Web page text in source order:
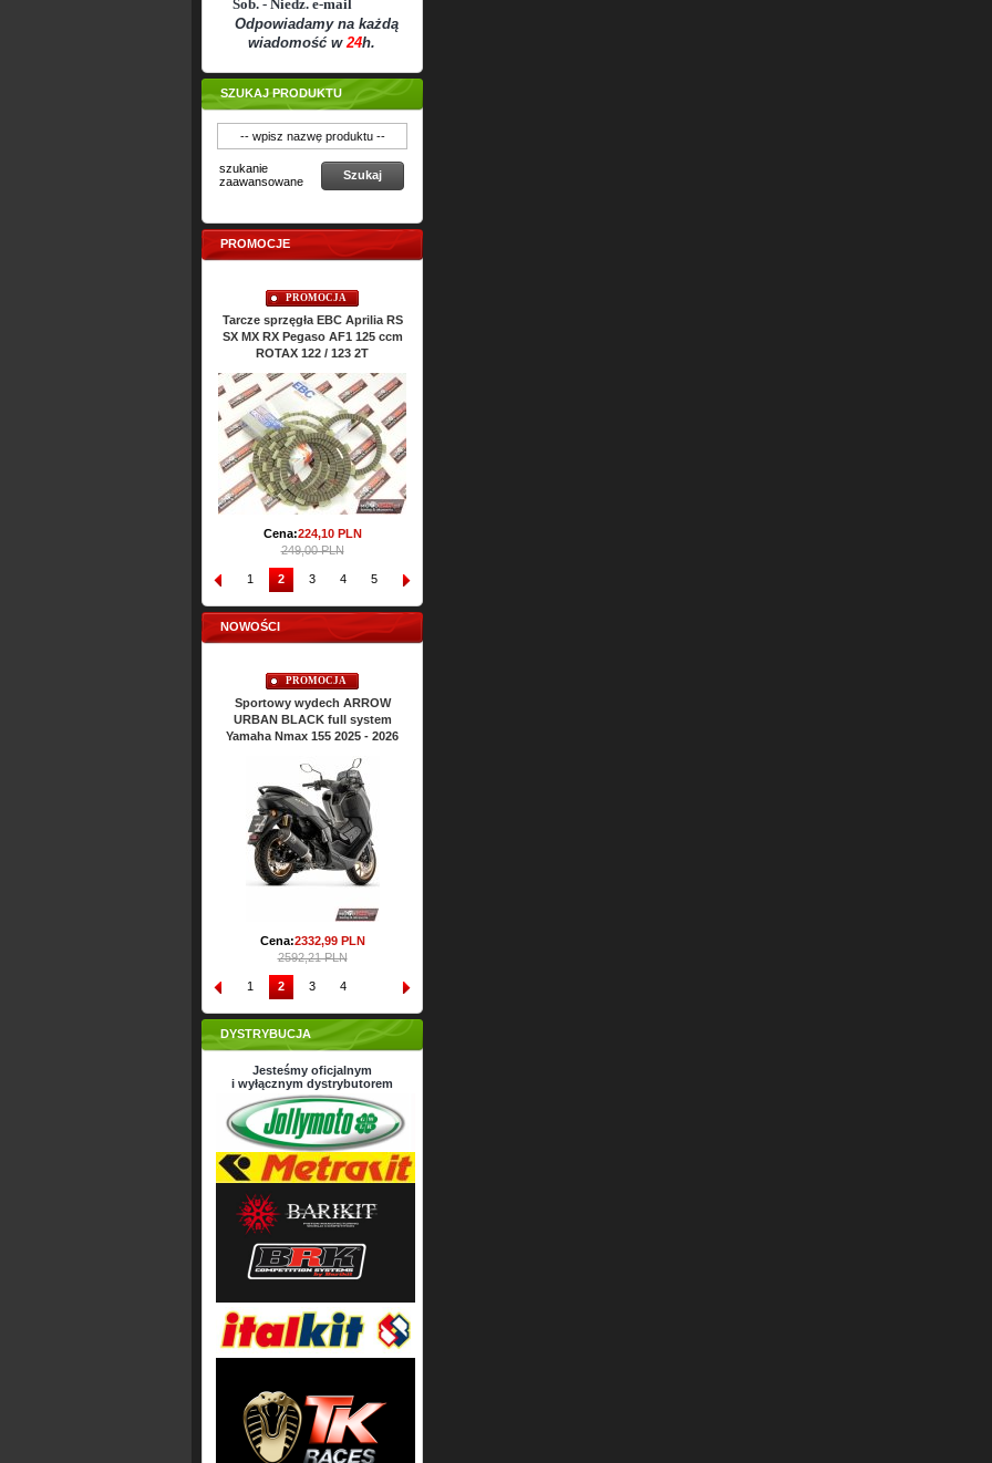
Sob. - Niedz. e-mail
Odpowiadamy na każdą
wiadomość w24h.
SZUKAJ PRODUKTU
szukanie
zaawansowane
Szukaj
PROMOCJE
PROMOCJA
Tarcze sprzęgła EBC Aprilia RS
SX MX RX Pegaso AF1 125 ccm
ROTAX 122 / 123 2T
Cena:224,10PLN
249,00 PLN
1 2 3 4 5 6
NOWOŚCI
PROMOCJA
Sportowy wydech ARROW
URBAN BLACK full system
Yamaha Nmax 155 2025 - 2026
Cena:2332,99PLN
2592,21 PLN
1 2 3 4
DYSTRYBUCJA
Jesteśmy oficjalnym
i wyłącznym dystrybutorem